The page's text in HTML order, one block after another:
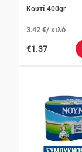
Κουτί 400gr
3.42 €/ κιλό
€1.37